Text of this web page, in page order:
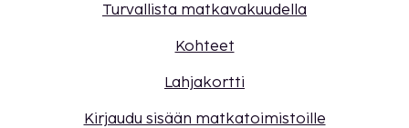
Turvallista matkavakuudella
Kohteet
Lahjakortti
Kirjaudu sisään matkatoimistoille